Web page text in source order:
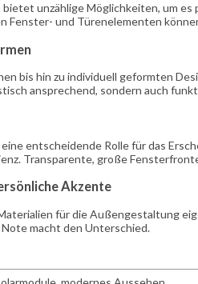
unzählige Möglichkeiten, um
Fenster- und Türenelementen
bis hin zu individuell geformten
ansprechend, sondern auch
entscheidende Rolle für das
Transparente, große
Akzente
für die Außengestaltung
macht den Unterschied.